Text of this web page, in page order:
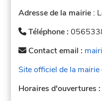
Adresse de la mairie :
Téléphone :
Contact email :
Site officiel de la mairie
Horaires d'ouvertures :